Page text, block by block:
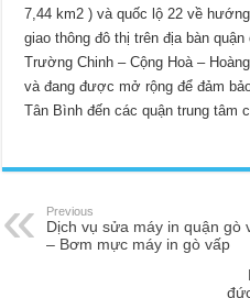
7,44 km2 ) và quốc lộ 22 về
giao thông đô thị trên địa bàn
Trường Chinh – Cộng Hoà –
và đang được mở rộng để đảm
Tân Bình đến các quận trung tâm
Previous
Dịch vụ sửa máy in quận gò
– Bơm mực máy in gò vấp